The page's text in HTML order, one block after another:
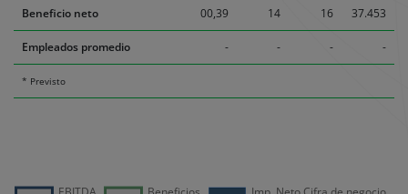
Beneficio neto 00,39 14 16 37.453
Empleados promedio - - - -
* Previsto